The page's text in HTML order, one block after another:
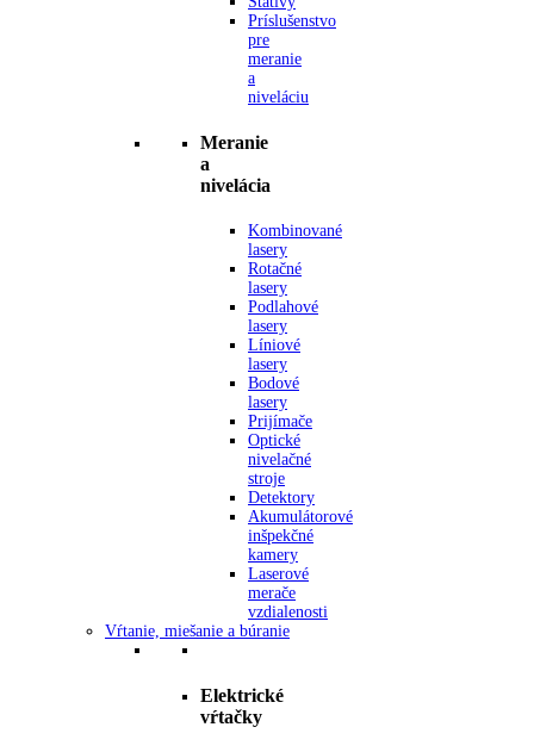
Príslušenstvo
pre
meranie
a
niveláciu
Meranie
a
nivelácia
Kombinované
lasery
Rotačné
lasery
Podlahové
lasery
Líniové
lasery
Bodové
lasery
Prijímače
Optické
nivelačné
stroje
Detektory
Akumulátorové
inšpekčné
kamery
Laserové
merače
vzdialenosti
Vŕtanie, miešanie a búranie
Elektrické
vŕtačky